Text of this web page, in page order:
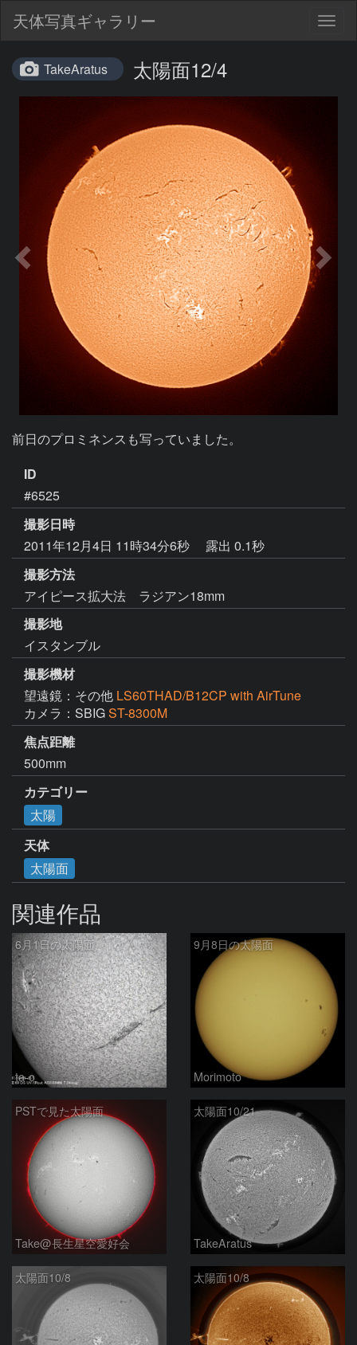
天体写真ギャラリー
TakeAratus 太陽面12/4
前日のプロミネンスも写っていました。
ID
#6525
撮影日時
2011年12月4日 11時34分6秒
露出 0.1秒
撮影方法
アイピース拡大法 ラジアン18mm
撮影地
イスタンブル
撮影機材
望遠鏡：その他 LS60THAD/B12CP with AirTune
カメラ：SBIGST-8300M
焦点距離
500mm
カテゴリー
太陽
天体
太陽面
関連作品
6月1日の太陽面
ta-o
9月8日の太陽面
Morimoto
PSTで見た太陽面
Take@長生星空愛好会
太陽面10/21
TakeAratus
太陽面10/8 太陽面10/8